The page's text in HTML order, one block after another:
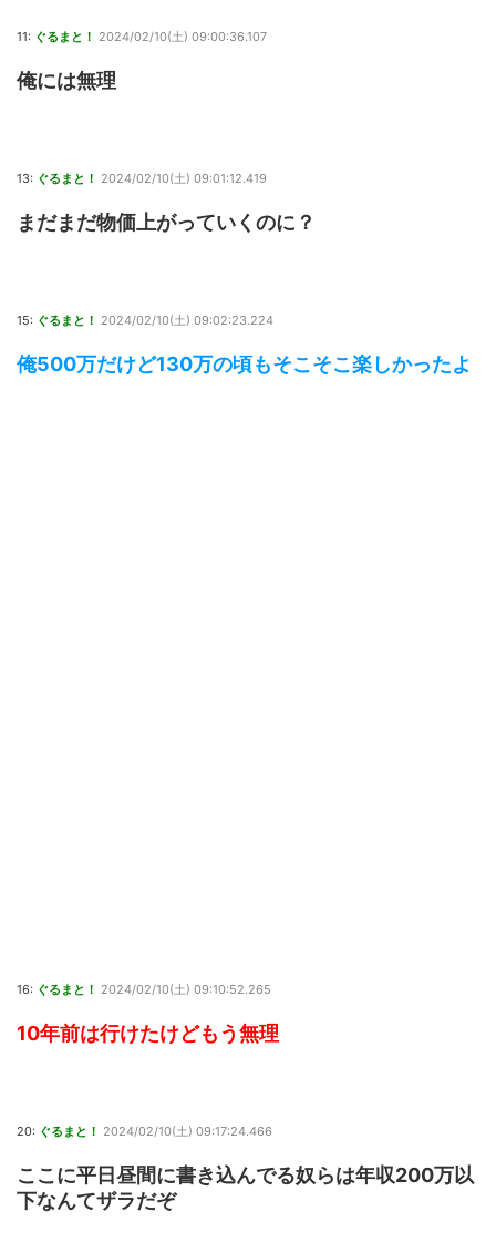
11: ぐるまと！ 2024/02/10(土) 09:00:36.107
俺には無理
13: ぐるまと！ 2024/02/10(土) 09:01:12.419
まだまだ物価上がっていくのに？
15: ぐるまと！ 2024/02/10(土) 09:02:23.224
俺500万だけど130万の頃もそこそこ楽しかったよ
16: ぐるまと！ 2024/02/10(土) 09:10:52.265
10年前は行けたけどもう無理
20: ぐるまと！ 2024/02/10(土) 09:17:24.466
ここに平日昼間に書き込んでる奴らは年収200万以
下なんてザラだぞ